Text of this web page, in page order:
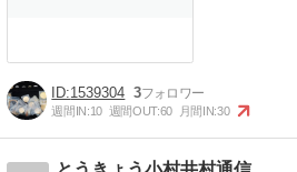
1539304 3
週間IN:10 週間OUT:60 月間IN:30